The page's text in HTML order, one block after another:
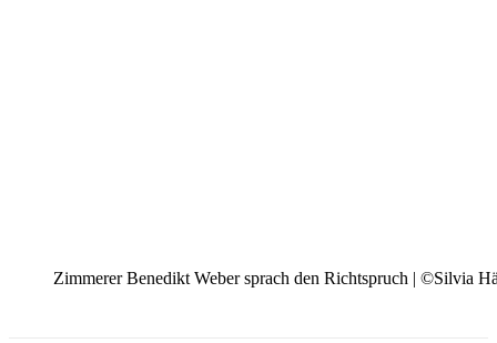
Zimmerer Benedikt Weber sprach den Richtspruch | ©Silvia